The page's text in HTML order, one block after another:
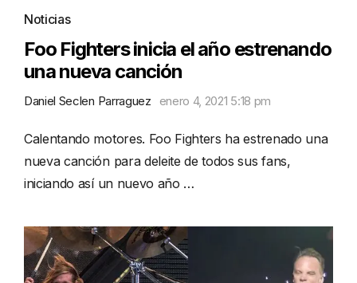
Noticias
Foo Fighters inicia el año estrenando
una nueva canción
Daniel Seclen Parraguez enero 4, 2021 5:18 pm
Calentando motores. Foo Fighters ha estrenado una
nueva canción para deleite de todos sus fans,
iniciando así un nuevo año …